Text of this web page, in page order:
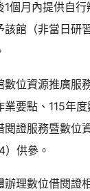
1個月內提供自
該館（非當日研
數位資源推廣服
業要點、115年
閱證服務暨數位
）供參。
辦理數位借閱證